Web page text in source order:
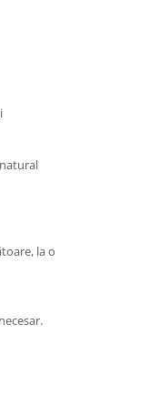
la o